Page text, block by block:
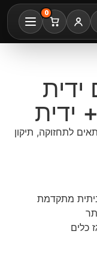
0
לתחזוקה, תיקון
מתקדמת
כלים